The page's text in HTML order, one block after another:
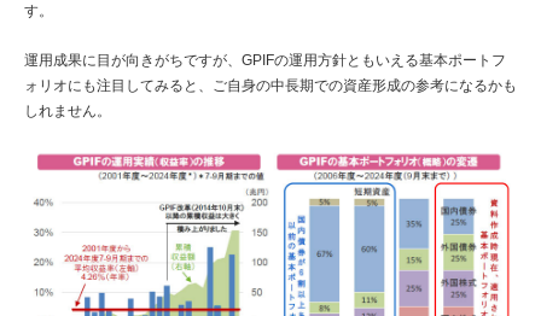
す。
運用成果に目が向きがちですが、GPIFの運用方針ともいえる基本ポートフ
ォリオにも注目してみると、ご自身の中長期での資産形成の参考になるかも
しれません。